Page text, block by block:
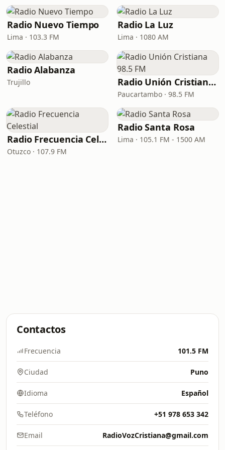
Radio Nuevo Tiempo
Lima · 103.3 FM
Radio La Luz
Lima · 1080 AM
Radio Alabanza
Trujillo Radio Unión Cristiana 98.5 FM
Paucartambo · 98.5 FM
Radio Frecuencia Celestial
Otuzco · 107.9 FM
Radio Santa Rosa
Lima · 105.1 FM - 1500 AM
Contactos
Frecuencia 101.5 FM
Ciudad Puno
Idioma Español
Teléfono +51 978 653 342
Email RadioVozCristiana@gmail.com